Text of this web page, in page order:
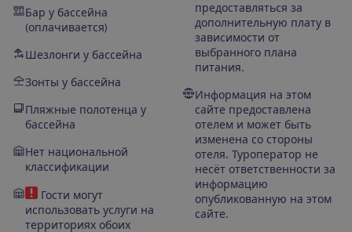
Бар у бассейна
(оплачивается)
Шезлонги у бассейна
Зонты у бассейна
Пляжные полотенца у
бассейна
Нет национальной
классификации
Гости могут
использовать услуги на
территориях обоих
предоставляться за
дополнительную плату в
зависимости от
выбранного плана
питания.
Информация на этом
сайте предоставлена
отелем и может быть
изменена со стороны
отеля. Туроператор не
несёт ответственности за
информацию
опубликованную на этом
сайте.